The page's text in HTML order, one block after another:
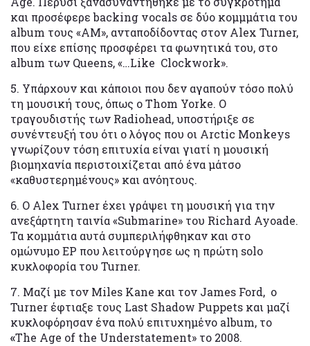
και προσέφερε backing vocals σε δύο κομμμάτια του
album τους «AM», ανταποδίδοντας στον Alex Turner,
που είχε επίσης προσφέρει τα φωνητικά του, στο
album των Queens, «…Like Clockwork».
5. Υπάρχουν και κάποιοι που δεν αγαπούν τόσο πολύ
τη μουσική τους, όπως ο Thom Yorke. O
τραγουδιστής των Radiohead, υποστήριξε σε
συνέντευξή του ότι ο λόγος που οι Arctic Monkeys
γνωρίζουν τόση επιτυχία είναι γιατί η μουσική
βιομηχανία περιστοιχίζεται από ένα μάτσο
«καθυστερημένους» και ανόητους.
6. Ο Alex Turner έχει γράψει τη μουσική για την
ανεξάρτητη ταινία «Submarine» του Richard Ayoade.
Τα κομμάτια αυτά συμπεριλήφθηκαν και στο
ομώνυμο EP που λειτούργησε ως η πρώτη solo
κυκλοφορία του Turner.
7. Μαζί με τον Miles Kane και τον James Ford, ο
Turner έφτιαξε τους Last Shadow Puppets και μαζί
κυκλοφόρησαν ένα πολύ επιτυχημένο album, το
«The Age of the Understatement» το 2008.